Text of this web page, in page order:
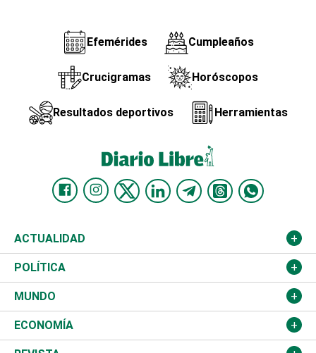
Efemérides Cumpleaños
Crucigramas Horóscopos
Resultados deportivos Herramientas
ACTUALIDAD
Nacional
Ciudad
Educación
POLÍTICA
Partidos
JCE
MUNDO
Estados Unidos
ECONOMÍA